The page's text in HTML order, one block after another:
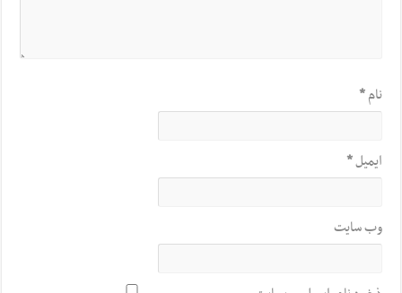
نام*
ایمیل*
وب‌ سایت